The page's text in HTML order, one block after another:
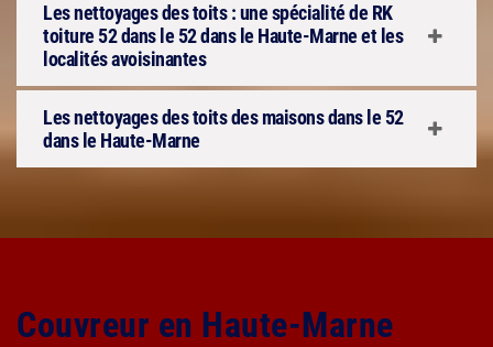
Les nettoyages des toits : une spécialité de RK
toiture 52 dans le 52 dans le Haute-Marne et les
localités avoisinantes
Les nettoyages des toits des maisons dans le 52
dans le Haute-Marne
Couvreur en Haute-Marne